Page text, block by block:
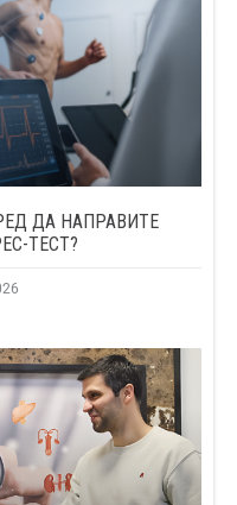
ДА НАПРАВИТЕ
ТЕСТ?